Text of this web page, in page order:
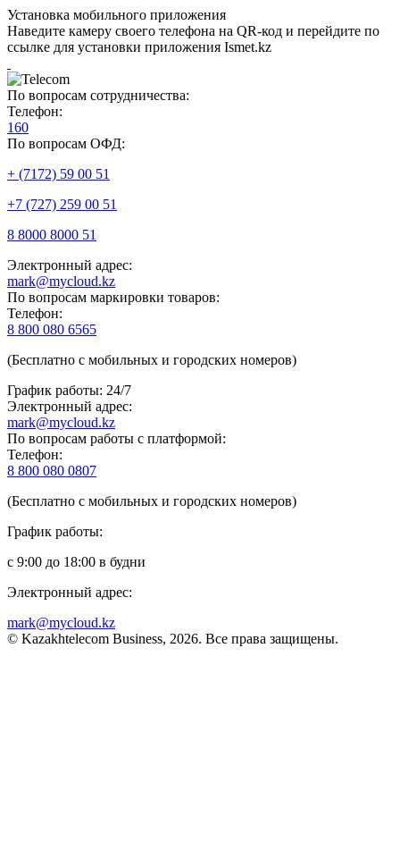
Установка мобильного приложения
Наведите камеру своего телефона на QR-код и перейдите по
ссылке для установки приложения Ismet.kz
По вопросам сотрудничества:
Телефон:
160
По вопросам ОФД:
+ (7172) 59 00 51
+7 (727) 259 00 51
8 8000 8000 51
Электронный адрес:
mark@mycloud.kz
По вопросам маркировки товаров:
Телефон:
8 800 080 6565
(Бесплатно с мобильных и городских номеров)
График работы: 24/7
Электронный адрес:
mark@mycloud.kz
По вопросам работы с платформой:
Телефон:
8 800 080 0807
(Бесплатно с мобильных и городских номеров)
График работы:
с 9:00 до 18:00 в будни
Электронный адрес:
mark@mycloud.kz
© Kazakhtelecom Business, 2026. Все права защищены.